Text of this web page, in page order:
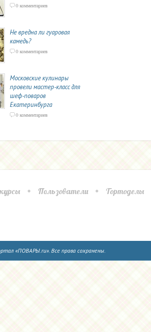
0 комментариев
Не вредна ли гуаровая
камедь?
0 комментариев
Московские кулинары
провели мастер-класс для
шеф-поваров
Екатеринбурга
0 комментариев
Пользователи Тортоделы
«ПОВАРЫ.ru». Все права сохранены.